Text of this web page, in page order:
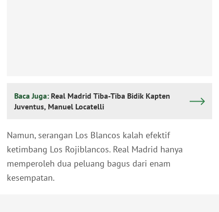
Baca Juga: Real Madrid Tiba-Tiba Bidik Kapten
Juventus, Manuel Locatelli
Namun, serangan Los Blancos kalah efektif
ketimbang Los Rojiblancos. Real Madrid hanya
memperoleh dua peluang bagus dari enam
kesempatan.